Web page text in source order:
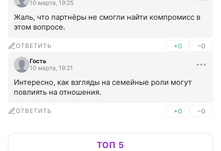
10 марта, 19:25
Жаль, что партнёры не смогли найти компромисс в
этом вопросе.
ОТВЕТИТЬ +0 –0
Гость
10 марта, 19:21
Интересно, как взгляды на семейные роли могут
повлиять на отношения.
ОТВЕТИТЬ +0 –0
ТОП 5